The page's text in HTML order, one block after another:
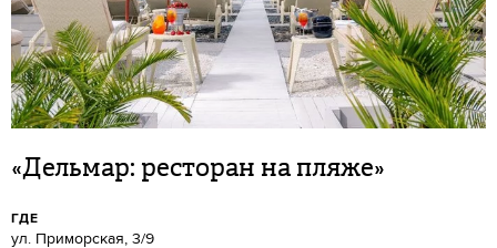
«Дельмар: ресторан на пляже»
ГДЕ
ул. Приморская, 3/9